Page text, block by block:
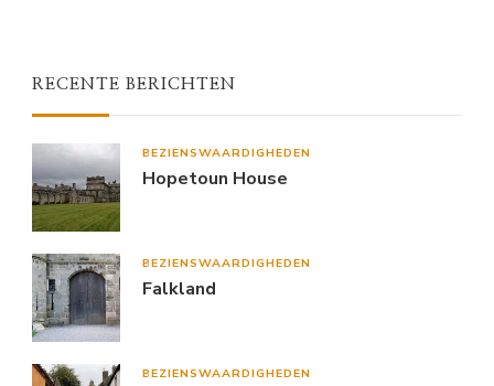
RECENTE BERICHTEN
BEZIENSWAARDIGHEDEN
Hopetoun House
BEZIENSWAARDIGHEDEN
Falkland
BEZIENSWAARDIGHEDEN